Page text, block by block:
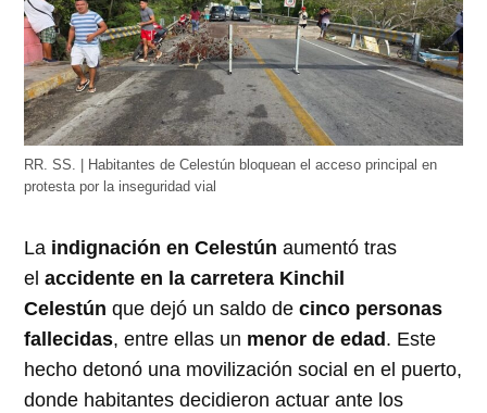
RR. SS. | Habitantes de Celestún bloquean el acceso principal en
protesta por la inseguridad vial
La indignación en Celestún aumentó tras
elaccidente en la carretera Kinchil
Celestún que dejó un saldo decinco personas
fallecidas, entre ellas un menor de edad . Este
hecho detonó una movilización social en el puerto,
donde habitantes decidieron actuar ante los